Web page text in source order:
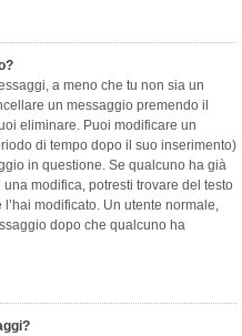
a meno che tu non sia un
un messaggio premendo il
eliminare. Puoi modificare un
di tempo dopo il suo inserimento)
in questione. Se qualcuno ha già
modifica, potresti trovare del testo
modificato. Un utente normale,
dopo che qualcuno ha